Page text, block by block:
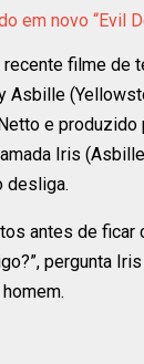
em novo “Evil
filme de
Asbille
e
Iris
desliga.
antes de
pergunta